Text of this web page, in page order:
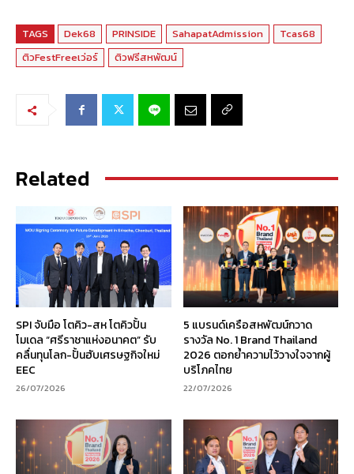
TAGS Dek68 PRINSIDE SahapatAdmission
Tcas68
ติวFestFreeเว่อร์
ติวฟรีสหพัฒน์
Related
SPI จับมือ โตคิว-สห โตคิวปั้น
โมเดล “ศรีราชาแห่งอนาคต” รับ
คลื่นทุนโลก-ปั้นฮับเศรษฐกิจใหม่
EEC
26/07/2026
5 แบรนด์เครือสหพัฒน์กวาด
รางวัล No. 1 Brand Thailand
2026 ตอกย้ำความไว้วางใจจากผู้
บริโภคไทย
22/07/2026